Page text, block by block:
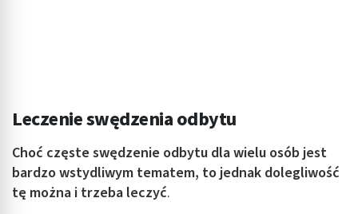
Leczenie swędzenia odbytu
Choć częste swędzenie odbytu dla wielu osób jest
bardzo wstydliwym tematem, to jednak dolegliwość
tę można i trzeba leczyć.